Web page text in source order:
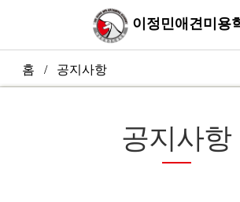
이정민애견미용
홈 / 공지사항
공지사항